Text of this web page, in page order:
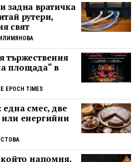
страници” от модерни и цензурирани
класици ...
задна вратичка
рутери,
свят
тържествения
площада“ в
EPOCH TIMES
една смес, две
или енергийни
който напомня,